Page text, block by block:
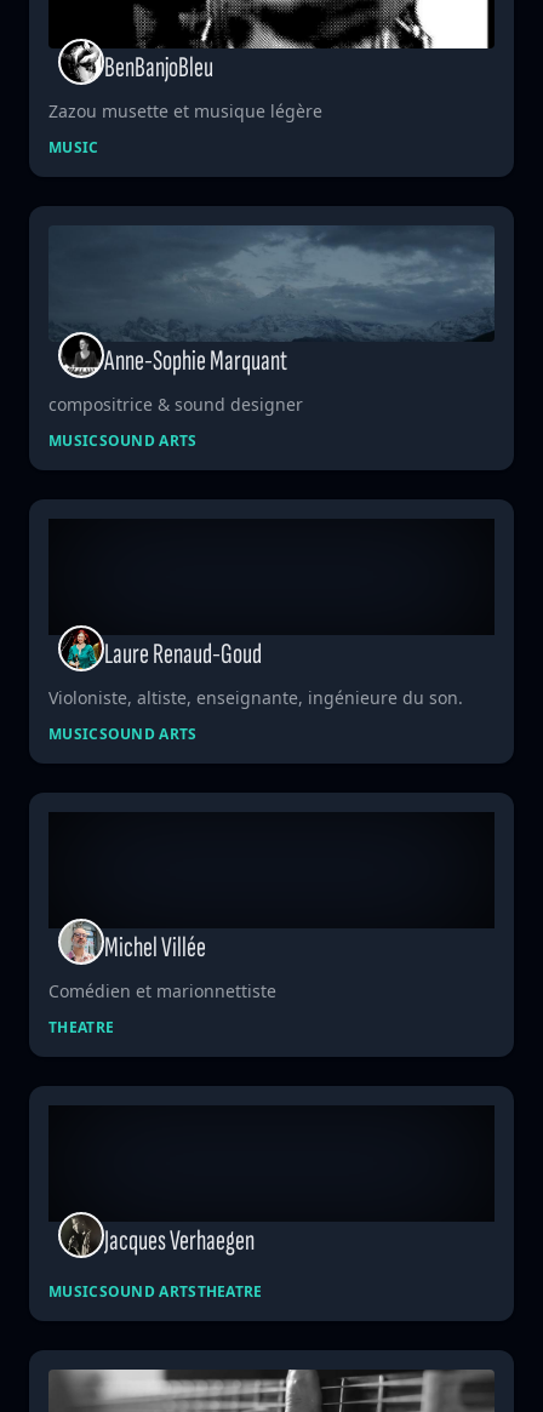
BenBanjoBleu
Zazou musette et musique légère
MUSIC
Anne-Sophie Marquant
compositrice & sound designer
MUSICSOUND ARTS
Laure Renaud-Goud
Violoniste, altiste, enseignante, ingénieure du son.
MUSICSOUND ARTS
Michel Villée
Comédien et marionnettiste
THEATRE
Jacques Verhaegen
MUSICSOUND ARTSTHEATRE